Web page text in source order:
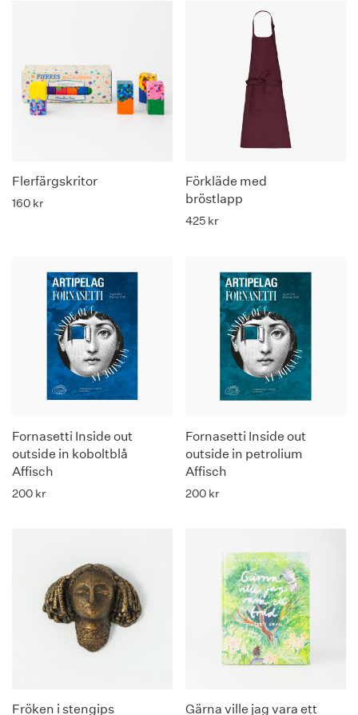
Flerfärgskritor
160 kr
Förkläde med
bröstlapp
425 kr
Fornasetti Inside out
outside in koboltblå
Affisch
200 kr
Fornasetti Inside out
outside in petrolium
Affisch
200 kr
Fröken i stengips Gärna ville jag vara ett